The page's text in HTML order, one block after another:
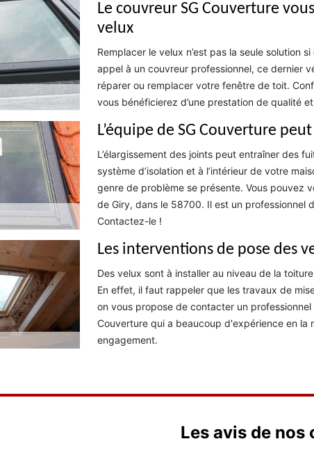
Le couvreur SG Couverture
velux
Remplacer le velux n’est pas la seule solution
appel à un couvreur professionnel, ce dernier
réparer ou remplacer votre fenêtre de toit.
vous bénéficierez d’une prestation de qualité
L’équipe de SG Couverture
L’élargissement des joints peut entraîner des
système d’isolation et à l’intérieur de votre
genre de problème se présente. Vous pouvez
de Giry, dans le 58700. Il est un professionnel
Contactez-le !
Les interventions de pose des
Des velux sont à installer au niveau de la
En effet, il faut rappeler que les travaux de
on vous propose de contacter un
Couverture qui a beaucoup d'expérience en
engagement.
Les avis de nos